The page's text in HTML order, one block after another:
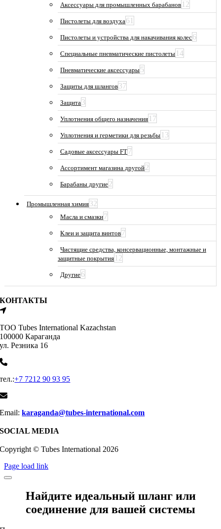
Аксессуары для промышленных барабанов 12
Пистолеты для воздуха61
Пистолеты и устройства для накачивания колес6
Специальные пневматические пистолеты 14
Пневматические аксессуары5
Защиты для шлангов37
Защита3
Уплотнения общего назначения 17
Уплотнения и герметики для резьбы 13
Садовые аксессуары FT7
Ассортимент магазина другой2
Барабаны другие2
Промышленная химия32
Масла и смазки7
Клеи и защита винтов7
Чистящие средства, консервационные, монтажные и
защитные покрытия 12
Другие6
КОНТАКТЫ
ТОО Tubes International Kazachstan
100000 Караганда
ул. Резника 16
тел.:+7 7212 90 93 95
Email:karaganda@tubes-international.com
SOCIAL MEDIA
Copyright © Tubes International 2026
Page load link
Найдите идеальный шланг или
соединение для вашей системы